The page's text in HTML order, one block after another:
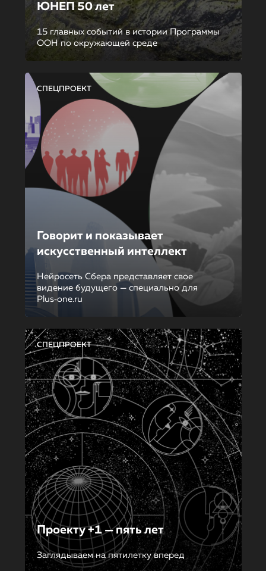
ЮНЕП 50 лет
15 главных событий в истории Программы
ООН по окружающей среде
СПЕЦПРОЕКТ
Говорит и показывает
искусственный интеллект
Нейросеть Сбера представляет свое
видение будущего — специально для
Plus‑one.ru
СПЕЦПРОЕКТ
Проекту +1 — пять лет
Заглядываем на пятилетку вперед